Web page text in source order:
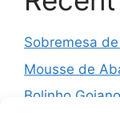
Sobremesa
Mousse de
Bolinho Goiano